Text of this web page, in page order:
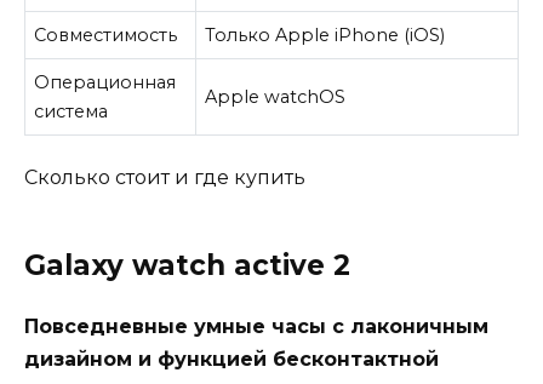
Совместимость Только Apple iPhone (iOS)
Операционная
система
Apple watchOS
Сколько стоит и где купить
Galaxy watch active 2
Повседневные умные часы с лаконичным
дизайном и функцией бесконтактной